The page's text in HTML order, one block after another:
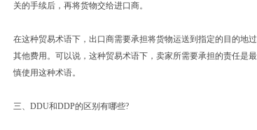
关的手续后，再将货物交给进口商。
在这种贸易术语下，出口商需要承担将货物运送到指定的目的地
其他费用。可以说，这种贸易术语下，卖家所需要承担的责任是
慎使用这种术语。
三、DDU和DDP的区别有哪些?